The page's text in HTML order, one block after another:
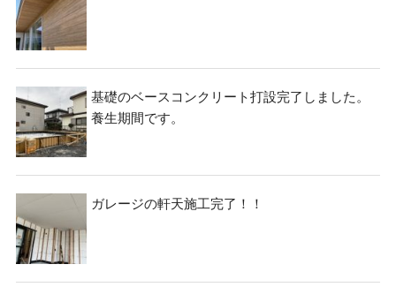
基礎のベースコンクリート打設完了しました。
養生期間です。
ガレージの軒天施工完了！！